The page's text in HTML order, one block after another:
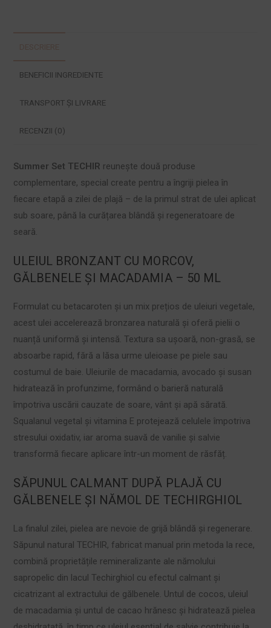
BENEFICII INGREDIENTE
TRANSPORT ȘI LIVRARE
RECENZII (0)
Summer Set TECHIR reunește două produse
complementare, special create pentru a îngriji pielea în
fiecare etapă a zilei de plajă – de la primul strat de ulei aplicat
sub soare, până la curățarea blândă și regeneratoare de
seară.
ULEIUL BRONZANT CU MORCOV,
GĂLBENELE ȘI MACADAMIA – 50 ML
Formulat cu betacaroten și un mix prețios de uleiuri vegetale,
acest ulei accelerează bronzarea naturală și oferă pielii o
nuanță uniformă și intensă. Textura sa ușoară, non-grasă, se
absoarbe rapid, fără a lăsa urme uleioase pe piele sau
costumul de baie. Uleiurile de macadamia, avocado și susan
hidratează în profunzime, formând o barieră naturală
împotriva uscării cauzate de soare, vânt și apă sărată.
Squalanul vegetal și vitamina E protejează celulele împotriva
stresului oxidativ, iar aroma suavă de vanilie și salvie
transformă fiecare aplicare într-un moment de răsfăț.
SĂPUNUL CALMANT DUPĂ PLAJĂ CU
GĂLBENELE ȘI NĂMOL DE TECHIRGHIOL
La finalul zilei, pielea are nevoie de grijă blândă și regenerare.
Săpunul natural TECHIR, fabricat manual prin metoda la rece,
combină proprietățile remineralizante ale nămolului
sapropelic din lacul Techirghiol cu efectul calmant și
cicatrizant al extractului de gălbenele. Untul de cocos, uleiul
de macadamia și untul de cacao hrănesc și hidratează pielea